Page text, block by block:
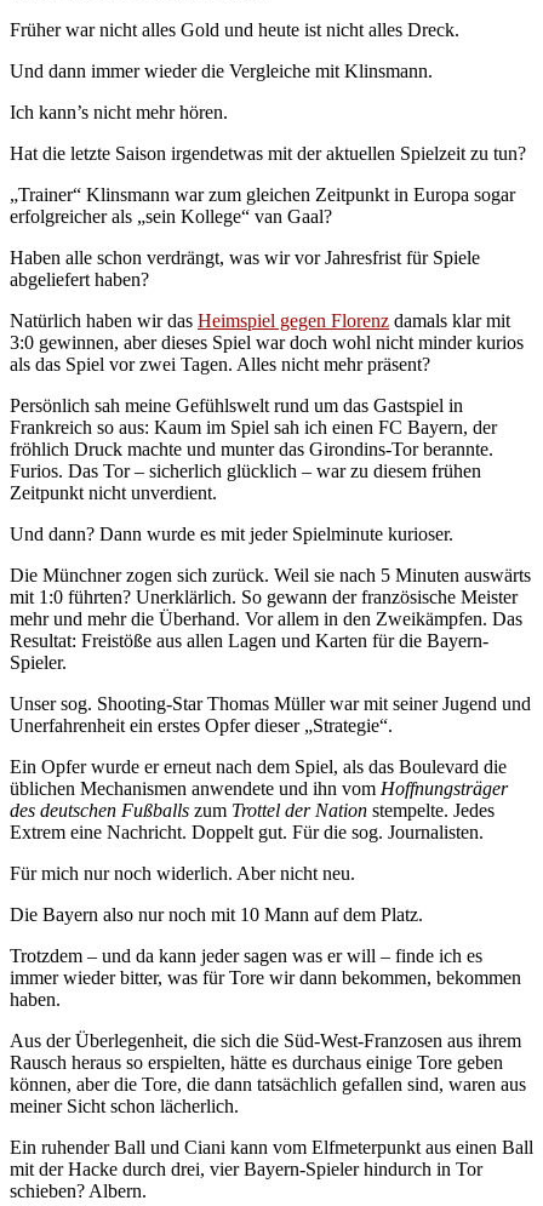
Früher war nicht alles Gold und heute ist nicht alles Dreck.
Und dann immer wieder die Vergleiche mit Klinsmann.
Ich kann’s nicht mehr hören.
Hat die letzte Saison irgendetwas mit der aktuellen Spielzeit zu tun?
„Trainer“ Klinsmann war zum gleichen Zeitpunkt in Europa sogar
erfolgreicher als „sein Kollege“ van Gaal?
Haben alle schon verdrängt, was wir vor Jahresfrist für Spiele
abgeliefert haben?
Natürlich haben wir das Heimspiel gegen Florenz damals klar mit
3:0 gewinnen, aber dieses Spiel war doch wohl nicht minder kurios
als das Spiel vor zwei Tagen. Alles nicht mehr präsent?
Persönlich sah meine Gefühlswelt rund um das Gastspiel in
Frankreich so aus: Kaum im Spiel sah ich einen FC Bayern, der
fröhlich Druck machte und munter das Girondins-Tor berannte.
Furios. Das Tor – sicherlich glücklich – war zu diesem frühen
Zeitpunkt nicht unverdient.
Und dann? Dann wurde es mit jeder Spielminute kurioser.
Die Münchner zogen sich zurück. Weil sie nach 5 Minuten auswärts
mit 1:0 führten? Unerklärlich. So gewann der französische Meister
mehr und mehr die Überhand. Vor allem in den Zweikämpfen. Das
Resultat: Freistöße aus allen Lagen und Karten für die Bayern-
Spieler.
Unser sog. Shooting-Star Thomas Müller war mit seiner Jugend und
Unerfahrenheit ein erstes Opfer dieser „Strategie“.
Ein Opfer wurde er erneut nach dem Spiel, als das Boulevard die
üblichen Mechanismen anwendete und ihn vom Hoffnungsträger
des deutschen Fußballs zum Trottel der Nation stempelte. Jedes
Extrem eine Nachricht. Doppelt gut. Für die sog. Journalisten.
Für mich nur noch widerlich. Aber nicht neu.
Die Bayern also nur noch mit 10 Mann auf dem Platz.
Trotzdem – und da kann jeder sagen was er will – finde ich es
immer wieder bitter, was für Tore wir dann bekommen, bekommen
haben.
Aus der Überlegenheit, die sich die Süd-West-Franzosen aus ihrem
Rausch heraus so erspielten, hätte es durchaus einige Tore geben
können, aber die Tore, die dann tatsächlich gefallen sind, waren aus
meiner Sicht schon lächerlich.
Ein ruhender Ball und Ciani kann vom Elfmeterpunkt aus einen Ball
mit der Hacke durch drei, vier Bayern-Spieler hindurch in Tor
schieben? Albern.